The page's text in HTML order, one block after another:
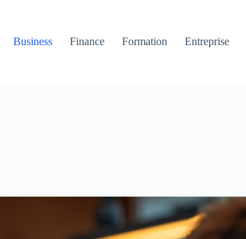
Business Finance Formation Entreprise